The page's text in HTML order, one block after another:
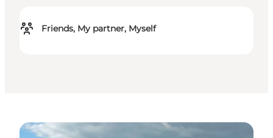
Friends, My partner, Myself